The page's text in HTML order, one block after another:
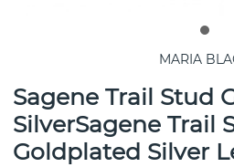
MARIA
Sagene Trail Stud
SilverSagene Trail
Goldplated Silver